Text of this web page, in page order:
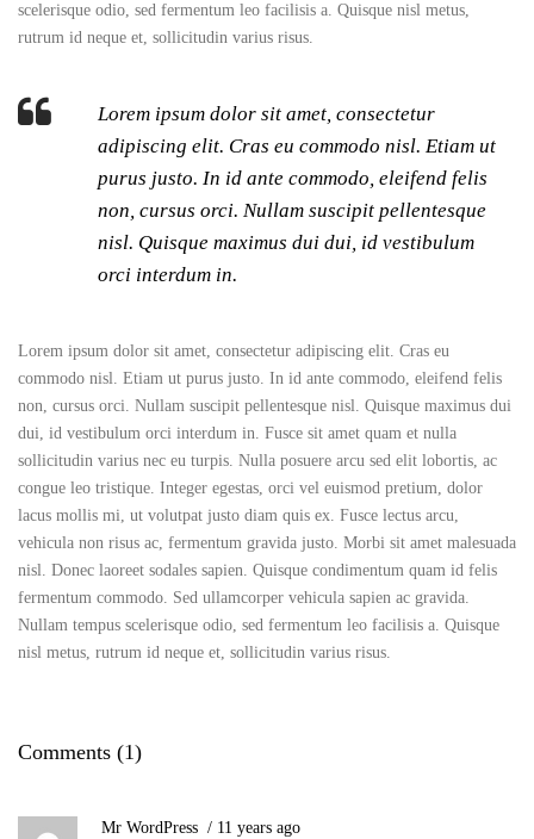
scelerisque odio, sed fermentum leo facilisis a. Quisque nisl metus,
rutrum id neque et, sollicitudin varius risus.
Lorem ipsum dolor sit amet, consectetur
adipiscing elit. Cras eu commodo nisl. Etiam ut
purus justo. In id ante commodo, eleifend felis
non, cursus orci. Nullam suscipit pellentesque
nisl. Quisque maximus dui dui, id vestibulum
orci interdum in.
Lorem ipsum dolor sit amet, consectetur adipiscing elit. Cras eu
commodo nisl. Etiam ut purus justo. In id ante commodo, eleifend felis
non, cursus orci. Nullam suscipit pellentesque nisl. Quisque maximus dui
dui, id vestibulum orci interdum in. Fusce sit amet quam et nulla
sollicitudin varius nec eu turpis. Nulla posuere arcu sed elit lobortis, ac
congue leo tristique. Integer egestas, orci vel euismod pretium, dolor
lacus mollis mi, ut volutpat justo diam quis ex. Fusce lectus arcu,
vehicula non risus ac, fermentum gravida justo. Morbi sit amet malesuada
nisl. Donec laoreet sodales sapien. Quisque condimentum quam id felis
fermentum commodo. Sed ullamcorper vehicula sapien ac gravida.
Nullam tempus scelerisque odio, sed fermentum leo facilisis a. Quisque
nisl metus, rutrum id neque et, sollicitudin varius risus.
Comments (1)
Mr WordPress
11 years ago